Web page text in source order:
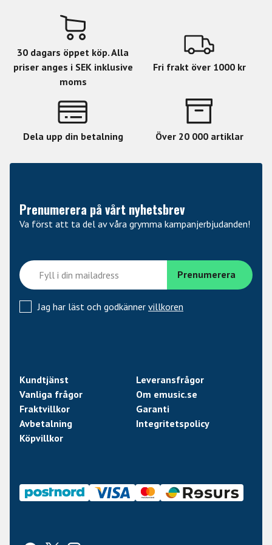
30 dagars öppet köp. Alla
priser anges i SEK inklusive
moms
Fri frakt över 1000 kr
Dela upp din betalning Över 20 000 artiklar
Prenumerera på vårt nyhetsbrev
Va först att ta del av våra grymma kampanjerbjudanden!
Jag har läst och godkänner villkoren
Kundtjänst
Leveransfrågor
Vanliga frågor
Om emusic.se
Fraktvillkor
Garanti
Avbetalning
Integritetspolicy
Köpvillkor